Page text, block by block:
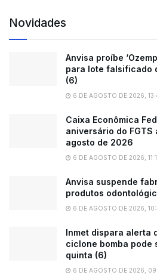
Novidades
Anvisa proíbe
para lote falsificado
(6)
6 DE AGOSTO DE 2026,
Caixa Econômica
aniversário do
agosto de 2026
6 DE AGOSTO DE 2026,
Anvisa suspende
produtos
6 DE AGOSTO DE 2026,
Inmet dispara alerta
ciclone bomba pode
quinta (6)
6 DE AGOSTO DE 2026,